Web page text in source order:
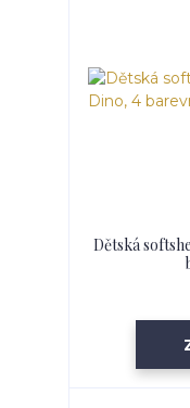
Dětská